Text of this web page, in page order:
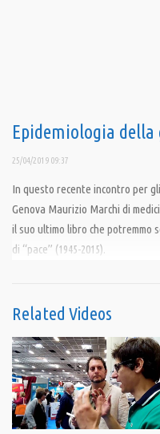
Epidemiologia
25/04/2019 09:37
In questo recente incontro per
Genova Maurizio Marchi di
il suo ultimo libro che
di “pace” (1945-2015).
Nella seconda parte della
l’Ambiente (ISDE Genova), ha
studio è basato sui dati acquisiti
inchiesta sulle esposizione ad
————————
Aiutaci a raccogliere 60.000
cercare la verità.
Related Videos